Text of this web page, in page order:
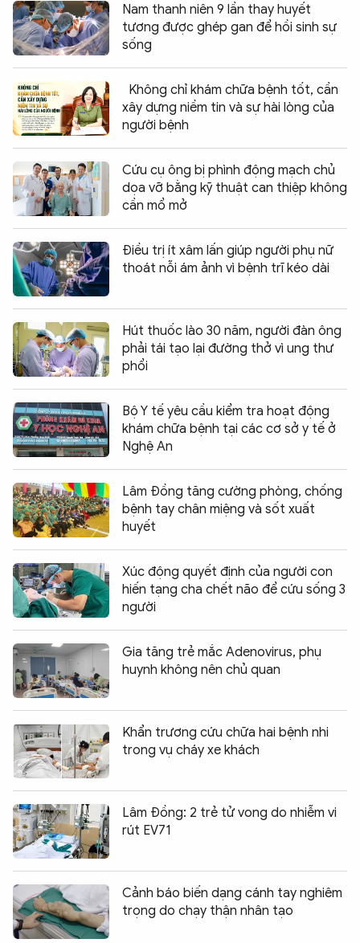
Nam thanh niên 9 lần thay huyết
tương được ghép gan để hồi sinh sự
sống
Không chỉ khám chữa bệnh tốt, cần
xây dựng niềm tin và sự hài lòng của
người bệnh
Cứu cụ ông bị phình động mạch chủ
dọa vỡ bằng kỹ thuật can thiệp không
cần mổ mở
Điều trị ít xâm lấn giúp người phụ nữ
thoát nỗi ám ảnh vì bệnh trĩ kéo dài
Hút thuốc lào 30 năm, người đàn ông
phải tái tạo lại đường thở vì ung thư
phổi
Bộ Y tế yêu cầu kiểm tra hoạt động
khám chữa bệnh tại các cơ sở y tế ở
Nghệ An
Lâm Đồng tăng cường phòng, chống
bệnh tay chân miệng và sốt xuất
huyết
Xúc động quyết định của người con
hiến tạng cha chết não để cứu sống 3
người
Gia tăng trẻ mắc Adenovirus, phụ
huynh không nên chủ quan
Khẩn trương cứu chữa hai bệnh nhi
trong vụ cháy xe khách
Lâm Đồng: 2 trẻ tử vong do nhiễm vi
rút EV71
Cảnh báo biến dạng cánh tay nghiêm
trọng do chạy thận nhân tạo